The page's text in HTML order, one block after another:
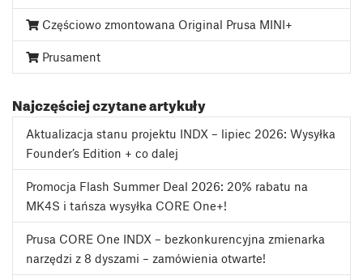
Częściowo zmontowana Original Prusa MINI+
Prusament
Najczęściej czytane artykuły
Aktualizacja stanu projektu INDX – lipiec 2026: Wysyłka
Founder’s Edition + co dalej
Promocja Flash Summer Deal 2026: 20% rabatu na
MK4S i tańsza wysyłka CORE One+!
Prusa CORE One INDX – bezkonkurencyjna zmienarka
narzędzi z 8 dyszami – zamówienia otwarte!